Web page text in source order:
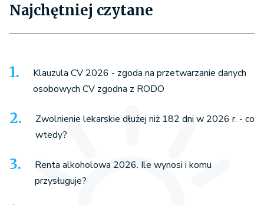
Najchętniej czytane
Klauzula CV 2026 - zgoda na przetwarzanie danych
osobowych CV zgodna z RODO
Zwolnienie lekarskie dłużej niż 182 dni w 2026 r. - co
wtedy?
Renta alkoholowa 2026. Ile wynosi i komu
przysługuje?